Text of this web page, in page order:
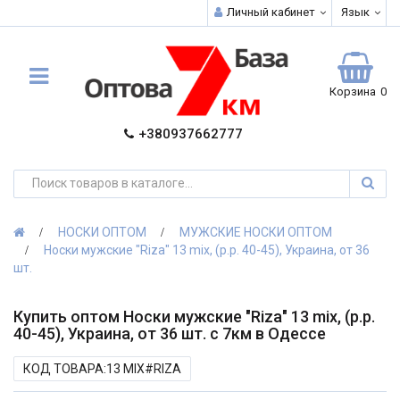
Личный кабинет Язык
+380937662777
Корзина 0
НОСКИ ОПТОМ
МУЖСКИЕ НОСКИ ОПТОМ
Носки мужские "Riza" 13 mix, (р.р. 40-45), Украина, от 36
шт.
Купить оптом Носки мужские "Riza" 13 mix, (р.р.
40-45), Украина, от 36 шт. с 7км в Одессе
КОД ТОВАРА:13 MIX#RIZA